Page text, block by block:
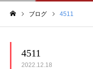
ブログ 4511
4511
2022.12.18